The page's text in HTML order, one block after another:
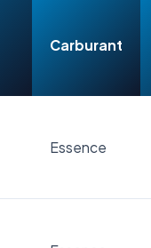
Carburant
Essence